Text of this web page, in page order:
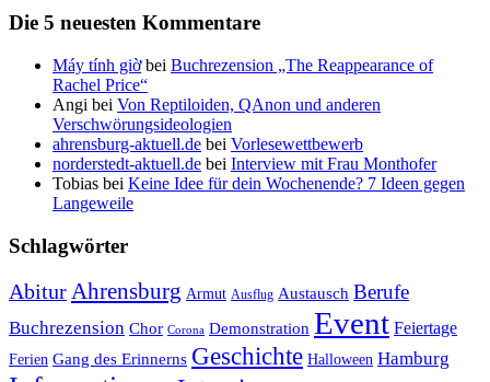
Die 5 neuesten Kommentare
Máy tính giờbei Buchrezension „The Reappearance of
Rachel Price“
Angi bei Von Reptiloiden, QAnon und anderen
Verschwörungsideologien
ahrensburg-aktuell.de bei Vorlesewettbewerb
norderstedt-aktuell.de bei Interview mit Frau Monthofer
Tobias bei Keine Idee für dein Wochenende? 7 Ideen gegen
Langeweile
Schlagwörter
AbiturAhrensburg Armut Ausflug Austausch Berufe
Buchrezension Chor Corona Demonstration Event Feiertage
Ferien Gang des Erinnerns Geschichte Halloween Hamburg